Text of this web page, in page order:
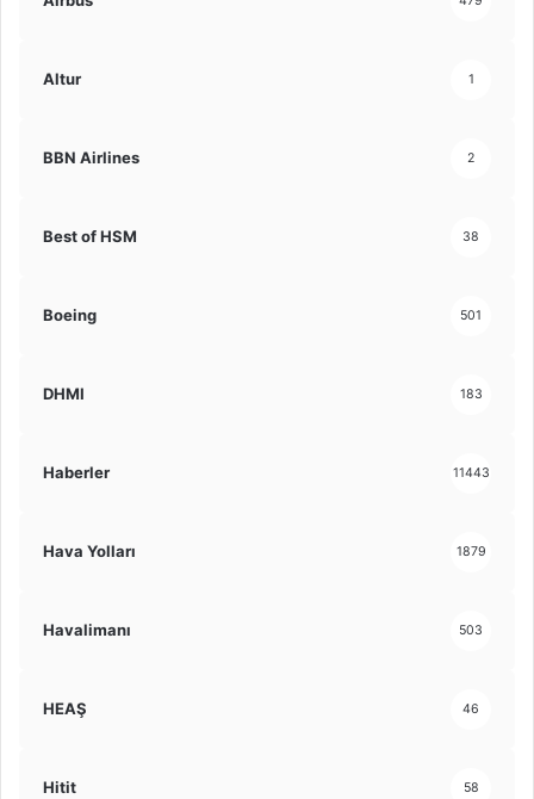
Altur 1
BBN Airlines 2
Best of HSM 38
Boeing 501
DHMI 183
Haberler 11443
Hava Yolları 1879
Havalimanı 503
HEAŞ 46
Hitit 58